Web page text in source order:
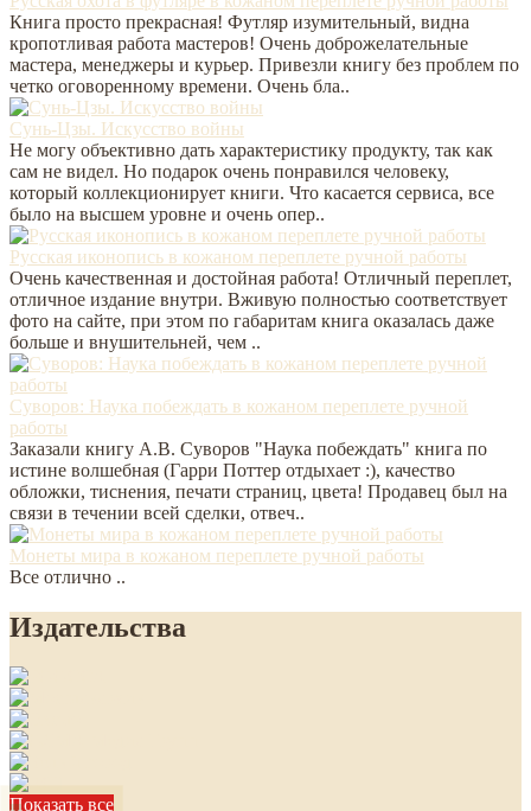
Книга просто прекрасная! Футляр изумительный, видна
кропотливая работа мастеров! Очень доброжелательные
мастера, менеджеры и курьер. Привезли книгу без проблем по
четко оговоренному времени. Очень бла..
Сунь-Цзы. Искусство войны
Не могу объективно дать характеристику продукту, так как
сам не видел. Но подарок очень понравился человеку,
который коллекционирует книги. Что касается сервиса, все
было на высшем уровне и очень опер..
Русская иконопись в кожаном переплете ручной работы
Очень качественная и достойная работа! Отличный переплет,
отличное издание внутри. Вживую полностью соответствует
фото на сайте, при этом по габаритам книга оказалась даже
больше и внушительней, чем ..
Суворов: Наука побеждать в кожаном переплете ручной
работы
Заказали книгу А.В. Суворов "Наука побеждать" книга по
истине волшебная (Гарри Поттер отдыхает :), качество
обложки, тиснения, печати страниц, цвета! Продавец был на
связи в течении всей сделки, отвеч..
Монеты мира в кожаном переплете ручной работы
Все отлично ..
Издательства
Показать все